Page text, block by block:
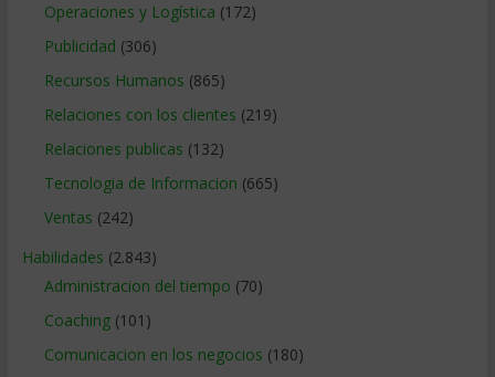
Operaciones y Logística (172)
Publicidad (306)
Recursos Humanos (865)
Relaciones con los clientes (219)
Relaciones publicas (132)
Tecnologia de Informacion (665)
Ventas (242)
Habilidades (2.843)
Administracion del tiempo (70)
Coaching(101)
Comunicacion en los negocios (180)